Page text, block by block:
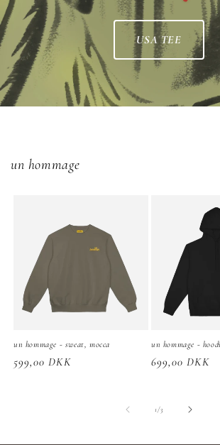
USA TEE
un hommage
un hommage - sweat, mocca
Normalpris
599,00 DKK
un hommage -
Normalpris
699,00 DKK
1/af3